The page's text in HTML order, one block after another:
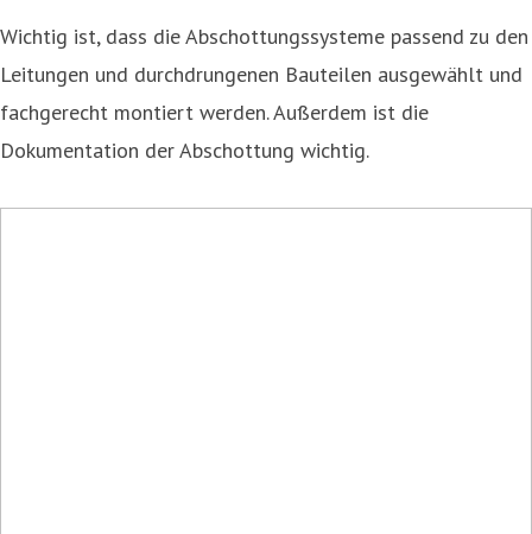
Wichtig ist, dass die Abschottungssysteme passend zu den
Leitungen und durchdrungenen Bauteilen ausgewählt und
fachgerecht montiert werden. Außerdem ist die
Dokumentation der Abschottung wichtig.